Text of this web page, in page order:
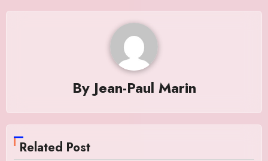
ByJean-Paul Marin
Related Post